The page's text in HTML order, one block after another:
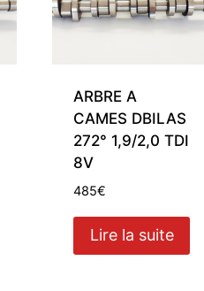
ARBRE A
CAMES DBILAS
272° 1,9/2,0 TDI
8V
485€
Lire la suite